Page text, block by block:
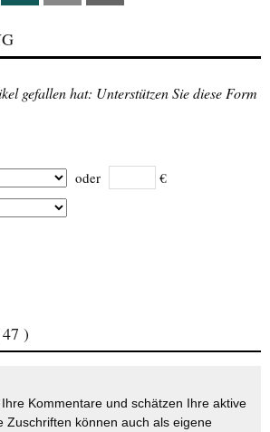
gefallen hat: Unterstützen Sie diese Form
oder €
)
Kommentare und schätzen Ihre aktive
Zuschriften können auch als eigene